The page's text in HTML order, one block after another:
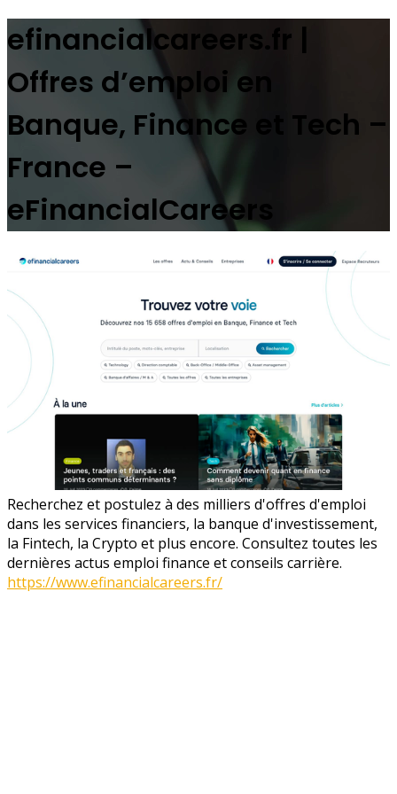
efinancialcareers.fr |
Offres d’emploi en
Banque, Finance et Tech –
France –
eFinancialCareers
Recherchez et postulez à des milliers d'offres d'emploi
dans les services financiers, la banque d'investissement,
la Fintech, la Crypto et plus encore. Consultez toutes les
dernières actus emploi finance et conseils carrière.
https://www.efinancialcareers.fr/